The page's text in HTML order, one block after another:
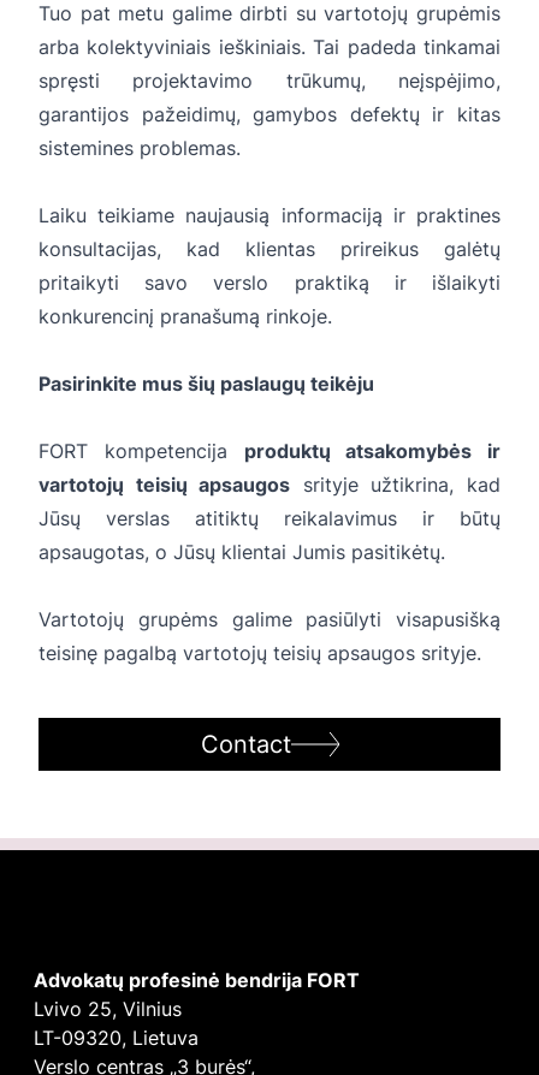
Tuo pat metu galime dirbti su vartotojų grupėmis
arba kolektyviniais ieškiniais. Tai padeda tinkamai
spręsti projektavimo trūkumų, neįspėjimo,
garantijos pažeidimų, gamybos defektų ir kitas
sistemines problemas.
Laiku teikiame naujausią informaciją ir praktines
konsultacijas, kad klientas prireikus galėtų
pritaikyti savo verslo praktiką ir išlaikyti
konkurencinį pranašumą rinkoje.
Pasirinkite mus šių paslaugų teikėju
FORT kompetencija produktų atsakomybės ir
vartotojų teisių apsaugos srityje užtikrina, kad
Jūsų verslas atitiktų reikalavimus ir būtų
apsaugotas, o Jūsų klientai Jumis pasitikėtų.
Vartotojų grupėms galime pasiūlyti visapusišką
teisinę pagalbą vartotojų teisių apsaugos srityje.
Contact
Advokatų profesinė bendrija FORT
Lvivo 25, Vilnius
LT-09320, Lietuva
Verslo centras „3 burės“,